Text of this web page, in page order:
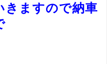
きますので納車